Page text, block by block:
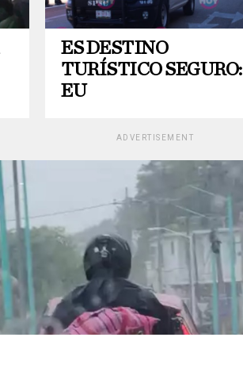
ES DESTINO
TURÍSTICO SEGURO:
EU
ADVERTISEMENT